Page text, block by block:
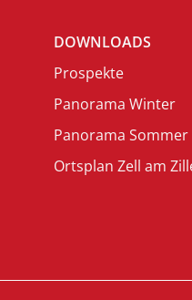
DOWNLOADS
Prospekte
Panorama Winter
Panorama Sommer
Ortsplan Zell am